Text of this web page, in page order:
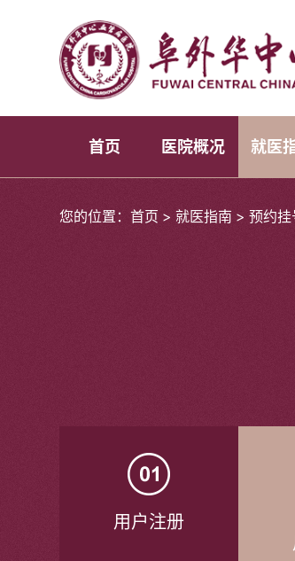
首页 医院概况 就医
您的位置：首页 > 就医指南 > 预约挂
用户注册